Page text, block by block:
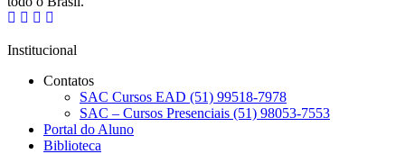
Institucional
Contatos
SAC Cursos EAD (51) 99518-7978
SAC – Cursos Presenciais (51) 98053-7553
Portal do Aluno
Biblioteca